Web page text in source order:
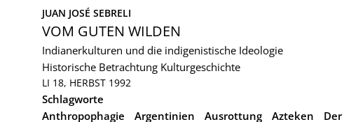
JUAN JOSÉ SEBRELI
VOM GUTEN WILDEN
Indianerkulturen und die indigenistische Ideologie
Historische Betrachtung Kulturgeschichte
LI 18, HERBST 1992
Schlagworte
Anthropophagie
Argentinien Ausrottung Azteken